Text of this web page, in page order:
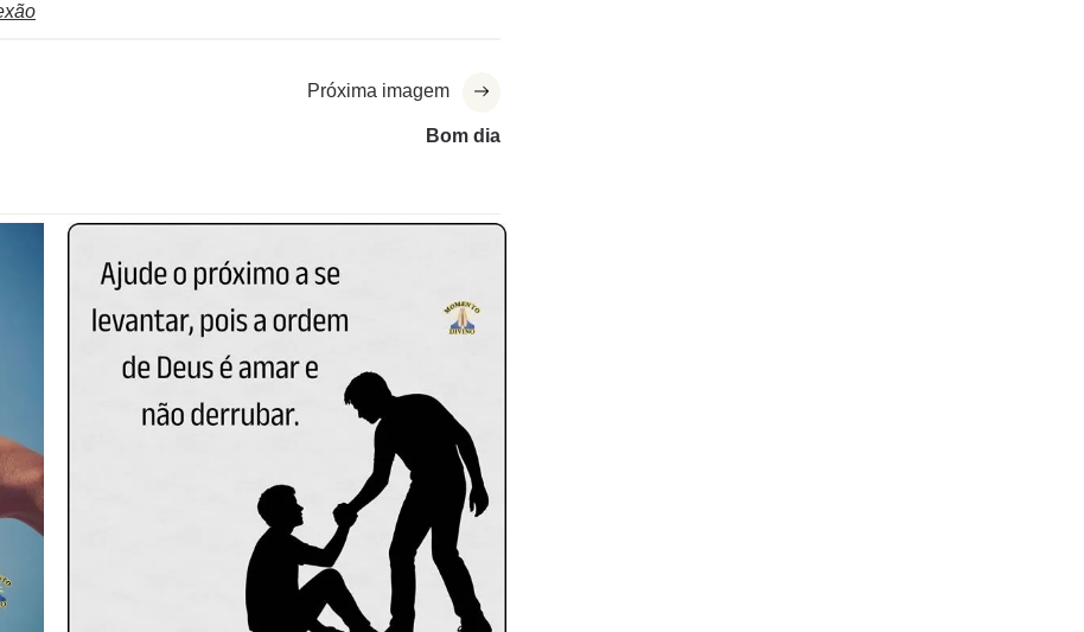
Próxima imagem
Bom dia